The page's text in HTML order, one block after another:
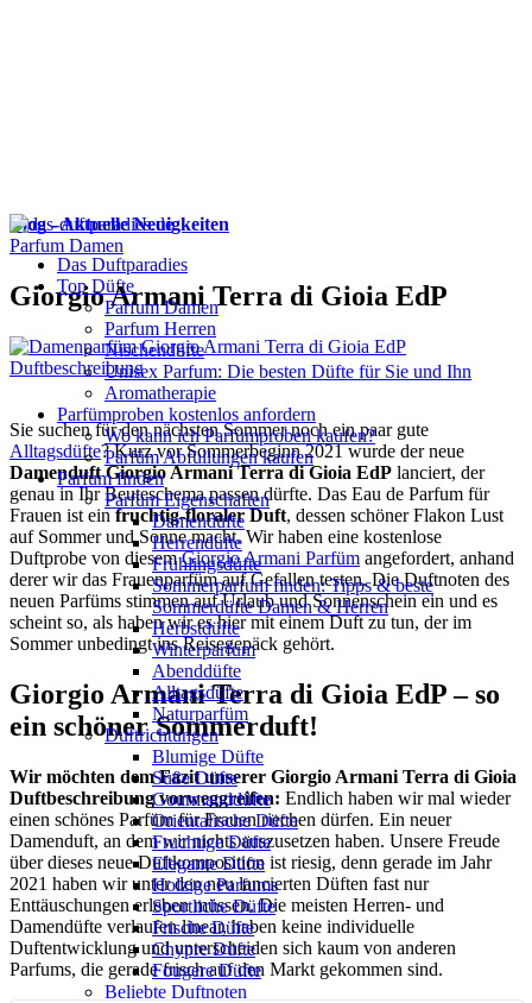
Das Duftparadies
Top Düfte
Parfum Damen
Parfum Herren
Nischendüfte
Unisex Parfum: Die besten Düfte für Sie und Ihn
Aromatherapie
Parfümproben kostenlos anfordern
Wo kann ich Parfümproben kaufen?
Parfüm Abfüllungen kaufen
Parfum finden
Parfüm Eigenschaften
Damendüfte
Herrendüfte
Frühlingsdüfte
Sommerparfum finden: Tipps & beste
Sommerdüfte Damen & Herren
Herbstdüfte
Winterparfum
Abenddüfte
Alltagsdüfte
Naturparfüm
Duftrichtungen
Blumige Düfte
Süße Düfte
Gourmanddüfte
Orientalische Düfte
Fruchtige Düfte
Elegante Düfte
Holzige Parfums
Sportliche Düfte
Frische Düfte
Chypre Düfte
Fougere Düfte
Beliebte Duftnoten
Blog - Aktuelle Neuigkeiten
Parfum Damen
Giorgio Armani Terra di Gioia EdP
Sie suchen für den nächsten Sommer noch ein paar gute
Alltagsdüfte? Kurz vor Sommerbeginn 2021 wurde der neue
Damenduft Giorgio Armani Terra di Gioia EdP lanciert, der
genau in Ihr Beuteschema passen dürfte. Das Eau de Parfum für
Frauen ist einfruchtig-floraler Duft, dessen schöner Flakon Lust
auf Sommer und Sonne macht. Wir haben eine kostenlose
Duftprobe von diesemGiorgio Armani Parfüm angefordert, anhand
derer wir das Frauenparfüm auf Gefallen testen. Die Duftnoten des
neuen Parfüms stimmen auf Urlaub und Sonnenschein ein und es
scheint so, als haben wir es hier mit einem Duft zu tun, der im
Sommer unbedingt ins Reisegepäck gehört.
Giorgio Armani Terra di Gioia EdP – so
ein schöner Sommerduft!
Wir möchten dem Fazit unserer Giorgio Armani Terra di Gioia
Duftbeschreibung vorweggreifen: Endlich haben wir mal wieder
einen schönes Parfüm für Frauen riechen dürfen. Ein neuer
Damenduft, an dem wir nichts auszusetzen haben. Unsere Freude
über dieses neue Duftkomposition ist riesig, denn gerade im Jahr
2021 haben wir unter den neu lancierten Düften fast nur
Enttäuschungen erleben müssen. Die meisten Herren- und
Damendüfte verlaufen linear, haben keine individuelle
Duftentwicklung und unterscheiden sich kaum von anderen
Parfums, die gerade frisch auf den Markt gekommen sind.